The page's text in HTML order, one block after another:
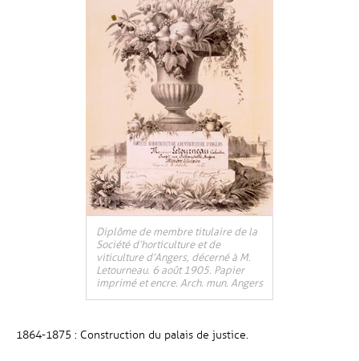
Diplôme de membre titulaire de la
Société d’horticulture et de
viticulture d’Angers, décerné à M.
Letourneau. 6 août 1905. Papier
imprimé et encre. Arch. mun. Angers
1864-1875 : Construction du palais de justice.